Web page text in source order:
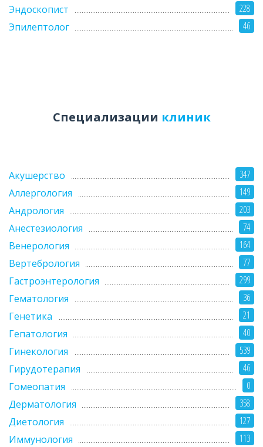
228
Эндоскопист
46
Эпилептолог
Специализации клиник
347
Акушерство
149
Аллергология
203
Андрология
74
Анестезиология
164
Венерология
77
Вертебрология
299
Гастроэнтерология
36
Гематология
21
Генетика
40
Гепатология
539
Гинекология
46
Гирудотерапия
0
Гомеопатия
358
Дерматология
127
Диетология
113
Иммунология